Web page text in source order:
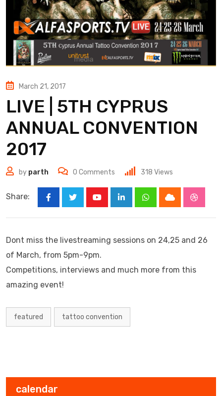
March 21, 2017
LIVE | 5TH CYPRUS
ANNUAL CONVENTION
2017
by parth 0 Comments 318 Views
Share:
LinkedInWhatsappCloud
Dont miss the livestreaming sessions on 24,25 and 26
of March, from 5pm-9pm.
Competitions, interviews and much more from this
amazing event!
featured tattoo convention
calendar